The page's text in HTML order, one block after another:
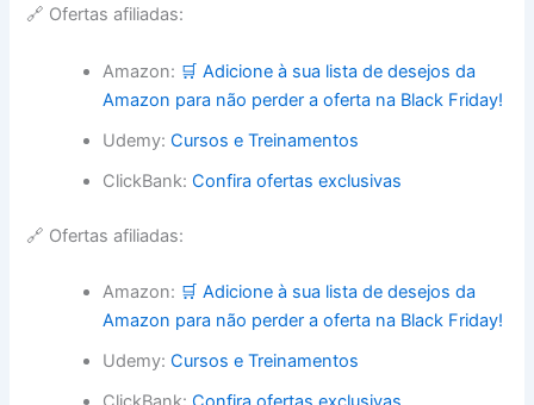
🔗 Ofertas afiliadas:
Amazon: 🛒 Adicione à sua lista de desejos da
Amazon para não perder a oferta na Black Friday!
Udemy:Cursos e Treinamentos
ClickBank:Confira ofertas exclusivas
🔗 Ofertas afiliadas:
Amazon: 🛒 Adicione à sua lista de desejos da
Amazon para não perder a oferta na Black Friday!
Udemy:Cursos e Treinamentos